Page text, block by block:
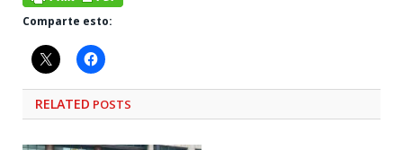
Comparte esto:
RELATED POSTS